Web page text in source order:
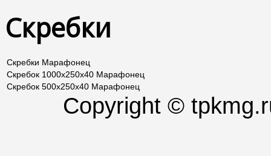
Скребки
Скребки Марафонец
Скребок 1000х250х40 Марафонец
Скребок 500х250х40 Марафонец
Copyright ©